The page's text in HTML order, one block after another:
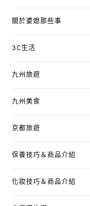
關於婆媳那些事
3C生活
九州旅遊
九州美食
京都旅遊
保養技巧＆商品介紹
化妝技巧＆商品介紹